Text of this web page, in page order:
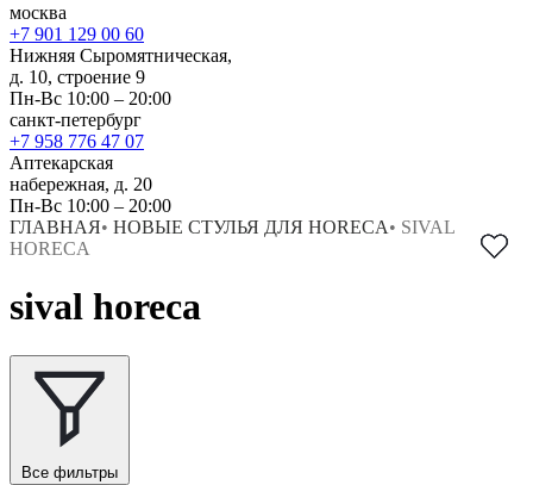
москва
+7 901 129 00 60
Нижняя Сыромятническая,
д. 10, строение 9
Пн-Вс 10:00 – 20:00
санкт-петербург
+7 958 776 47 07
Аптекарская
набережная, д. 20
Пн-Вс 10:00 – 20:00
ГЛАВНАЯ• НОВЫЕ СТУЛЬЯ ДЛЯ HORECA• SIVAL
HORECA
sival horeca
Все фильтры